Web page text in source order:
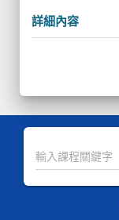
詳細內容